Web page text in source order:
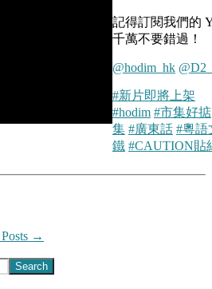
記得訂閱我們的
千萬不要錯過！
@hodim_hk
#新片即將上架
#hodim #市集好掂
集 #廣東話 #粵語
鐵 #CAUTION貼
Posts →
Search